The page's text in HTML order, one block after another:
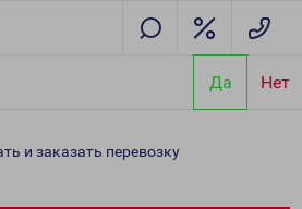
Да Нет
н)
и заказать перевозку